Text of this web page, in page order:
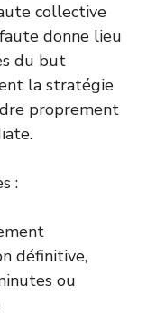
collective
donne lieu
du but
la stratégie
proprement
:
définitive,
ou